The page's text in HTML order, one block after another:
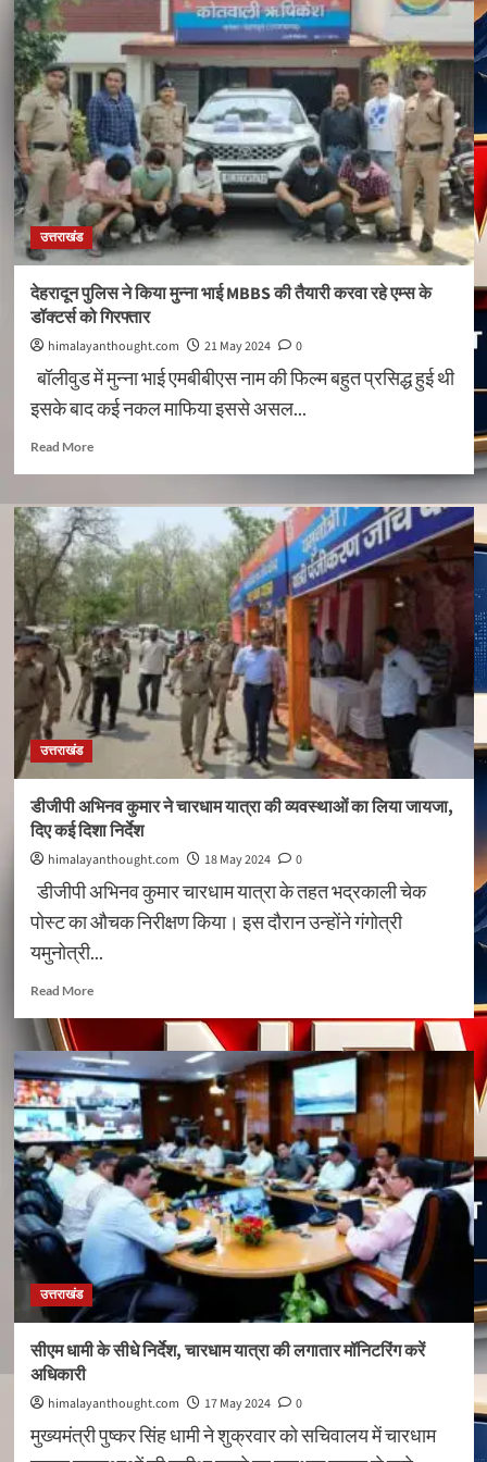
व्यवस्था
उठ
रहे
सवालों
के
बीच
त्रिवेंद्र
सिंह
का
बड़ा
बयान
उत्तराखंड
देहरादून पुलिस ने किया मुन्ना भाई MBBS की तैयारी करवा रहे एम्स के
डॉक्टर्स को गिरफ्तार
himalayanthought.com 21 May 2024 0
बॉलीवुड में मुन्ना भाई एमबीबीएस नाम की फिल्म बहुत प्रसिद्ध हुई थी
इसके बाद कई नकल माफिया इससे असल...
Read MoreRead
देहरादून
पुलिस
ने
किया
मुन्ना
भाई
MBBS
की
तैयारी
करवा
रहे
एम्स
को
गिरफ्तार
उत्तराखंड
डीजीपी अभिनव कुमार ने चारधाम यात्रा की व्यवस्थाओं का लिया जायजा,
दिए कई दिशा निर्देश
himalayanthought.com 18 May 2024 0
डीजीपी अभिनव कुमार चारधाम यात्रा के तहत भद्रकाली चेक
पोस्ट का औचक निरीक्षण किया। इस दौरान उन्होंने गंगोत्री
यमुनोत्री...
Read MoreRead
डीजीपी
अभिनव
कुमार
ने
चारधाम
यात्रा
की
व्यवस्थाओं
का
लिया
दिए
कई
दिशा
निर्देश
उत्तराखंड
सीएम धामी के सीधे निर्देश, चारधाम यात्रा की लगातार मॉनिटरिंग करें
अधिकारी
himalayanthought.com 17 May 2024 0
मुख्यमंत्री पुष्कर सिंह धामी ने शुक्रवार को सचिवालय में चारधाम